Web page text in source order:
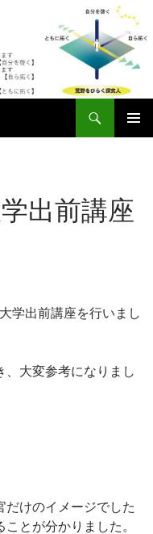
出前講座
学出前講座を行いまし
大変参考になりまし
だけのイメージでした
とが分かりました。